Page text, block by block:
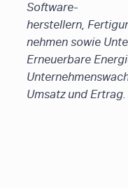
Software-
herstellern,
nehmen sowie
Erneuerbare
Umsatz und Ertrag.